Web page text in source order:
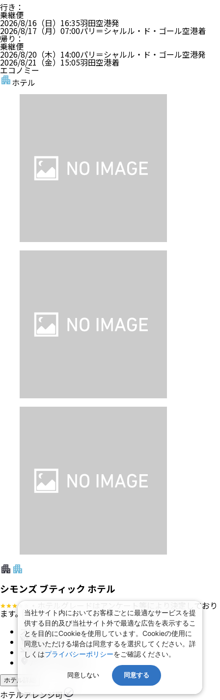
行き ：
乗継便
2026/8/16（日） 16:35羽田空港発
2026/8/17（月） 07:00パリ＝シャルル・ド・ゴール空港着
帰り ：
乗継便
2026/8/20（木） 14:00パリ＝シャルル・ド・ゴール空港発
2026/8/21（金） 15:05羽田空港着
エコノミー
ホテル
シモンズ ブティック ホテル
・ホテルグレードはアンケート等により決定しており
ます。 ?
スタンダード ダブルルーム
食事 なし
禁煙
ホテル詳細
ホテルアレンジ可
当社サイト内においてお客様ごとに最適なサービスを提
供する目的及び当社サイト外で最適な広告を表示するこ
とを目的にCookieを使用しています。Cookieの使用に
同意いただける場合は同意するを選択してください。詳
しくはプライバシーポリシーをご確認ください。
同意しない 同意する